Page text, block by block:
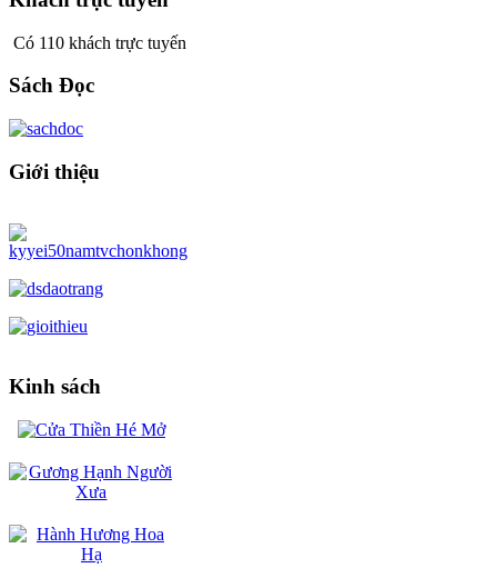
Có 110 khách trực tuyến
Sách Đọc
Giới thiệu
Kinh sách